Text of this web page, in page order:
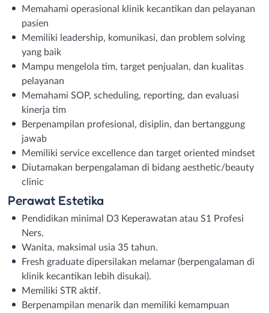
Memahami operasional klinik kecantikan dan pelayanan
pasien
Memiliki leadership, komunikasi, dan problem solving
yang baik
Mampu mengelola tim, target penjualan, dan kualitas
pelayanan
Memahami SOP, scheduling, reporting, dan evaluasi
kinerja tim
Berpenampilan profesional, disiplin, dan bertanggung
jawab
Memiliki service excellence dan target oriented mindset
Diutamakan berpengalaman di bidang aesthetic/beauty
clinic
Perawat Estetika
Pendidikan minimal D3 Keperawatan atau S1 Profesi
Ners.
Wanita, maksimal usia 35 tahun.
Fresh graduate dipersilakan melamar (berpengalaman di
klinik kecantikan lebih disukai).
Memiliki STR aktif.
Berpenampilan menarik dan memiliki kemampuan